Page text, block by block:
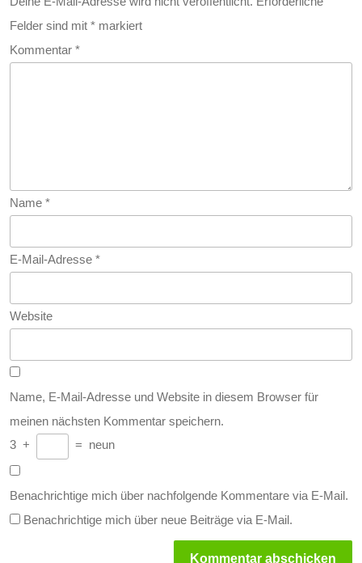
Felder sind mit * markiert
Kommentar *
Name *
E-Mail-Adresse *
Website
Name, E-Mail-Adresse und Website in diesem Browser für
meinen nächsten Kommentar speichern.
3 + = neun
Benachrichtige mich über nachfolgende Kommentare via E-Mail.
Benachrichtige mich über neue Beiträge via E-Mail.